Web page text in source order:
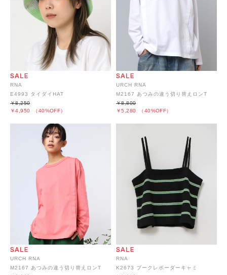
RNA
E4993 タイダイHAT
￥4,950 （40%OFF）
￥8,250
URCH RNA
M2167 あつみの違う切り替えロンT
￥5,280 （40%OFF）
￥8,800
URCH RNA
M2167 あつみの違う切り替えロンT
RNA
K2673 ブークレボーダーキャミ